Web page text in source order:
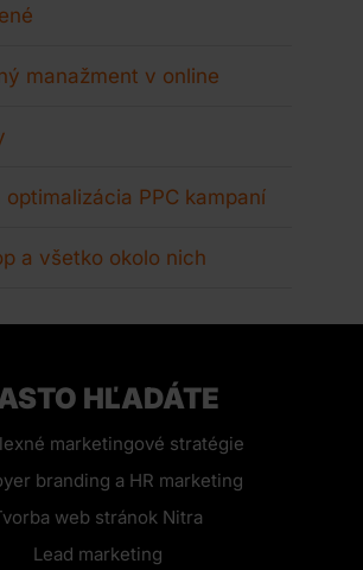
manažment v online
optimalizácia PPC kampaní
a všetko okolo nich
HĽADÁTE
marketingové stratégie
branding a HR marketing
web stránok Nitra
Lead marketing